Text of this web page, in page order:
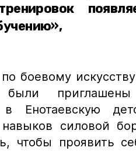
боевому
были
Енотаевскую
силовой
чтобы проявить